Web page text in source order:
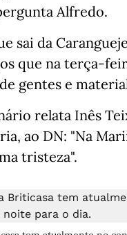
Alfredo.
sai da
que na terça-
gentes e
relata Inês
ao DN: "Na
tristeza".